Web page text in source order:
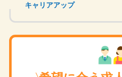
キャリアアップ